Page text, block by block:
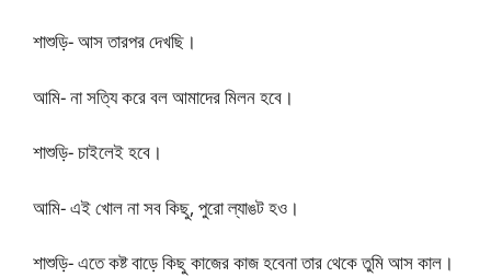
শাশুড়ি- আস তারপর দেখছি।
আমি- না সত্যি করে বল আমাদের মিলন হবে।
শাশুড়ি- চাইলেই হবে।
আমি- এই খোল না সব কিছু, পুরো ল্যাঙট হও।
শাশুড়ি- এতে কষ্ট বাড়ে কিছু কাজের কাজ হবেনা তার থেকে তুমি আস কাল।